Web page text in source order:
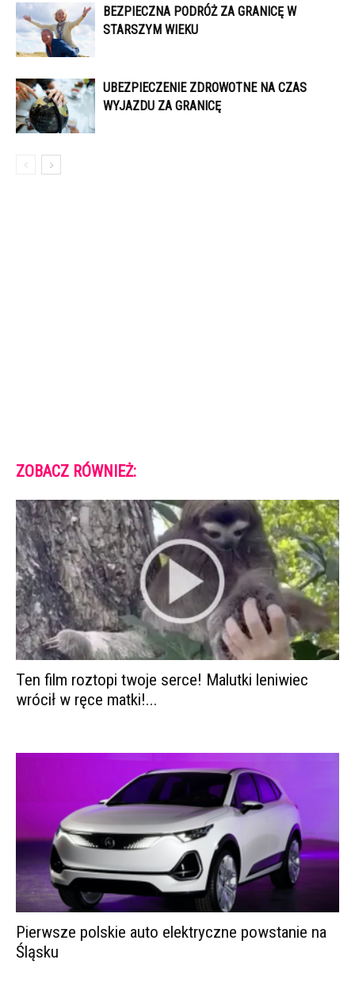
BEZPIECZNA PODRÓŻ ZA GRANICĘ W
STARSZYM WIEKU
UBEZPIECZENIE ZDROWOTNE NA CZAS
WYJAZDU ZA GRANICĘ
ZOBACZ RÓWNIEŻ:
Ten film roztopi twoje serce! Malutki leniwiec
wrócił w ręce matki!...
Pierwsze polskie auto elektryczne powstanie na
Śląsku